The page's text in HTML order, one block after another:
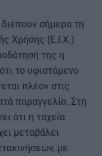
σήμερα τη
Χρήσης (Ε.Ι.Χ.)
της η
το υφιστάμενο
πλέον στις
παραγγελία. Στη
ότι η ταχεία
μεταβάλει
με